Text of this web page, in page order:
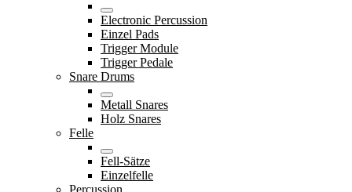
Electronic Percussion
Einzel Pads
Trigger Module
Trigger Pedale
Snare Drums
Metall Snares
Holz Snares
Felle
Fell-Sätze
Einzelfelle
Percussion